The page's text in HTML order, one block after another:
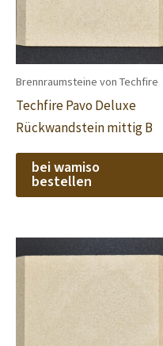
Brennraumsteine von Techfire
Techfire Pavo Deluxe
Rückwandstein mittig B
bei wamiso
bestellen